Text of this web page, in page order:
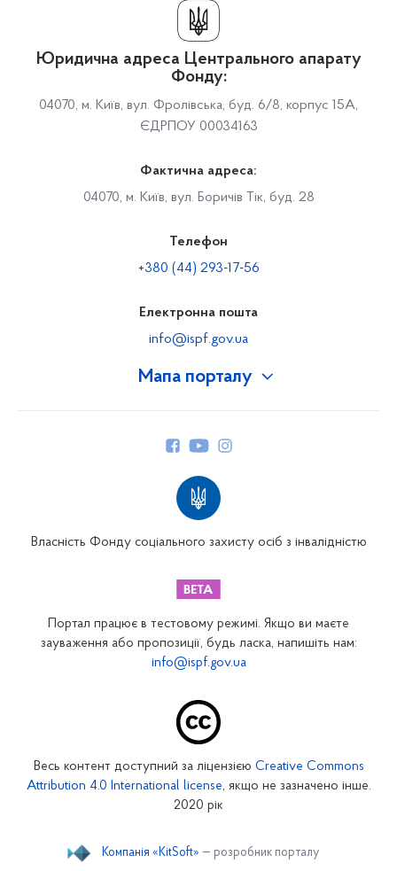
Мапа порталу
Закарпатське відділення
Запорізьке відділення
Кіровоградське відділення
Миколаївське відділення
Юридична адреса Центрального апарату
Фонду:
04070, м. Київ, вул. Фролівська, буд. 6/8, корпус 15А,
ЄДРПОУ 00034163
Фактична адреса:
04070, м. Київ, вул. Боричів Тік, буд. 28
Телефон
+380 (44) 293-17-56
Електронна пошта
info@ispf.gov.ua
Власність Фонду соціального захисту осіб з інвалідністю
Портал працює в тестовому режимі. Якщо ви маєте
зауваження або пропозиції, будь ласка, напишіть нам:
info@ispf.gov.ua
Весь контент доступний за ліцензією Creative Commons
Attribution 4.0 International license, якщо не зазначено інше.
2020 рік
Компанія «KitSoft» — розробник порталу